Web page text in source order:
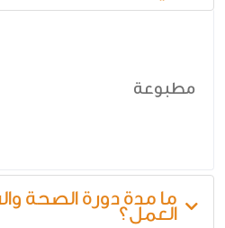
مطبوعة
ما مدة دورة الصحة
العمل؟